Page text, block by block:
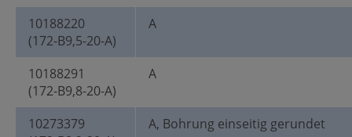
10188220
(172-B9,5-20-A)
A
10188291
(172-B9,8-20-A)
A
10273379
A, Bohrung einseitig gerundet